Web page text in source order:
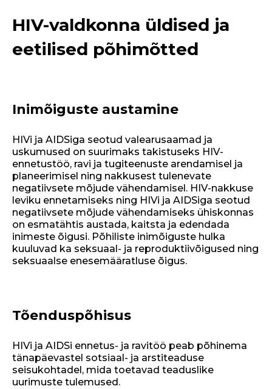
HIV-valdkonna üldised ja
eetilised põhimõtted
Inimõiguste austamine
HIVi ja AIDSiga seotud valearusaamad ja
uskumused on suurimaks takistuseks HIV-
ennetustöö, ravi ja tugiteenuste arendamisel ja
planeerimisel ning nakkusest tulenevate
negatiivsete mõjude vähendamisel. HIV-nakkuse
leviku ennetamiseks ning HIVi ja AIDSiga seotud
negatiivsete mõjude vähendamiseks ühiskonnas
on esmatähtis austada, kaitsta ja edendada
inimeste õigusi. Põhiliste inimõiguste hulka
kuuluvad ka seksuaal- ja reproduktiivõigused ning
seksuaalse enesemääratluse õigus.
Tõenduspõhisus
HIVi ja AIDSi ennetus- ja ravitöö peab põhinema
tänapäevastel sotsiaal- ja arstiteaduse
seisukohtadel, mida toetavad teaduslike
uurimuste tulemused.